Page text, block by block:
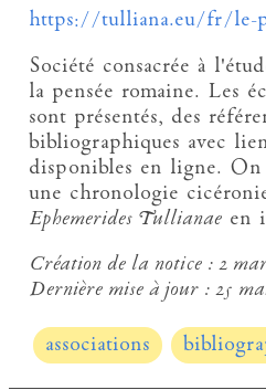
https://tulliana.eu/fr/le-
Société consacrée à
la pensée romaine. Les
sont présentés, des
bibliographiques avec
disponibles en ligne. On
une chronologie
Ephemerides Tullianae en
Création de la notice :2
Dernière mise à jour :25
associations